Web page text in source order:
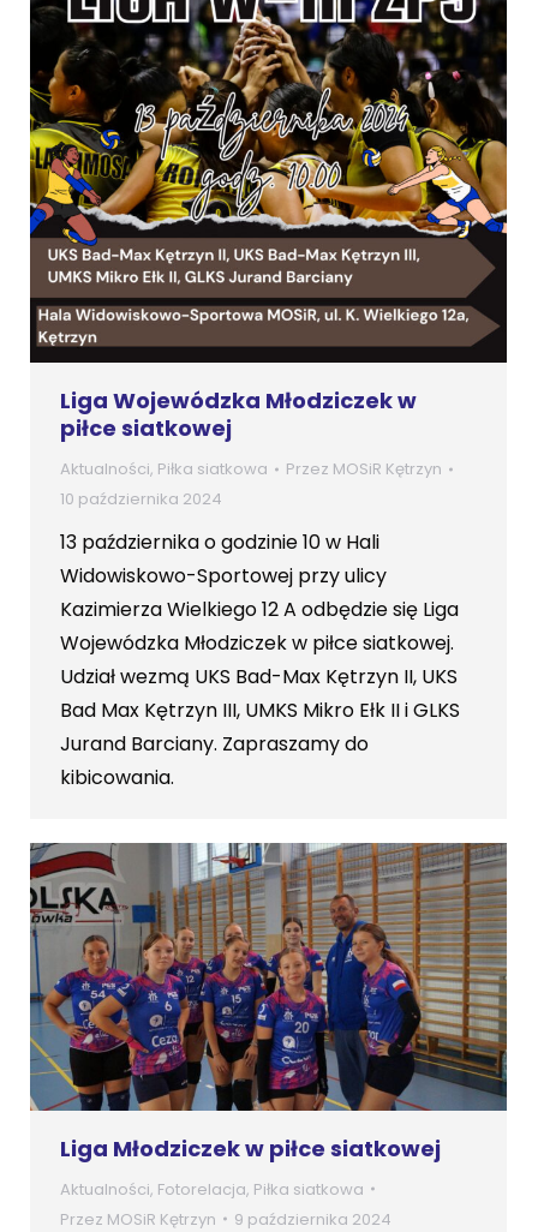
Liga Wojewódzka Młodziczek w
piłce siatkowej
Aktualności, Piłka siatkowa Przez MOSiR Kętrzyn
10 października 2024
13 października o godzinie 10 w Hali
Widowiskowo-Sportowej przy ulicy
Kazimierza Wielkiego 12 A odbędzie się Liga
Wojewódzka Młodziczek w piłce siatkowej.
Udział wezmą UKS Bad-Max Kętrzyn II, UKS
Bad Max Kętrzyn III, UMKS Mikro Ełk II i GLKS
Jurand Barciany. Zapraszamy do
kibicowania.
Liga Młodziczek w piłce siatkowej
Aktualności, Fotorelacja, Piłka siatkowa
Przez MOSiR Kętrzyn 9 października 2024